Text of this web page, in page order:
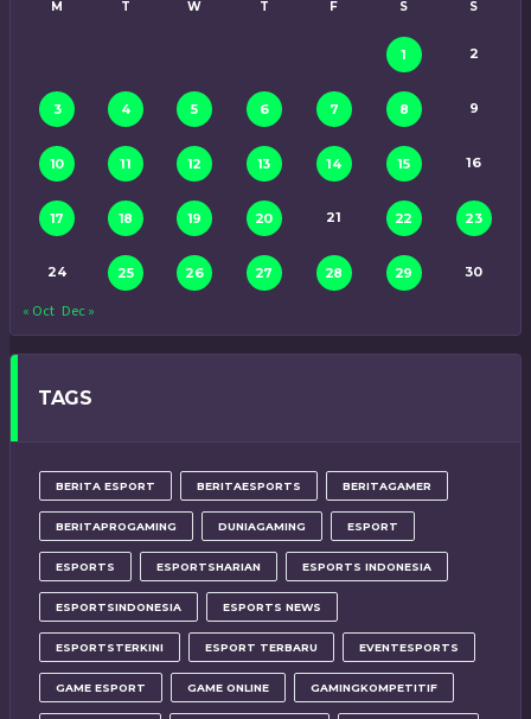
M T W T F S S
1 2
3 4 5 6 7 8 9
10 11 12 13 14 15 16
17 18 19 20 21 22 23
24 25 26 27 28 29 30
« Oct Dec »
TAGS
BERITA ESPORT BERITAESPORTS BERITAGAMER
BERITAPROGAMING DUNIAGAMING ESPORT
ESPORTS ESPORTSHARIAN ESPORTS INDONESIA
ESPORTSINDONESIA ESPORTS NEWS
ESPORTSTERKINI ESPORT TERBARU EVENTESPORTS
GAME ESPORT GAME ONLINE GAMINGKOMPETITIF